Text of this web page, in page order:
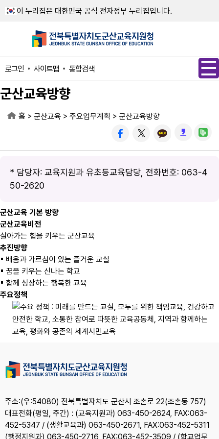
이 누리집은 대한민국 공식 전자정부 누리집입니다.
로그인 사이트맵 통합검색
군산교육방향
홈 > 군산교육 > 주요업무계획 > 군산교육방향
* 담당자: 교육지원과 유초등교육담당, 전화번호: 063-4
50-2620
군산교육 기본 방향
군산교육비전
살아가는 힘을 키우는 군산교육
추진방향
▪ 배움과 가르침이 있는 즐거운 교실
▪ 꿈을 키우는 신나는 학교
▪ 함께 성장하는 행복한 교육
주요정책
주소:(우:54080) 전북특별자치도 군산시 조촌로 22(조촌동 757)
대표전화(평일, 주간) : (교육지원과) 063-450-2624, FAX:063-
452-5347 / (생활교육과) 063-450-2671, FAX:063-452-5311
(행정지원과) 063-450-2716, FAX:063-452-3509 / (학교업무